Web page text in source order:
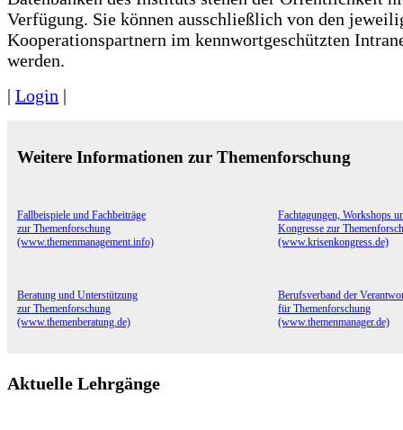
Verfügung. Sie können ausschließlich von den
Kooperationspartnern im kennwortgeschützten
werden.
| Login |
Weitere Informationen zur Themenforschung
Fallbeispiele und Fachbeiträge
zur Themenforschung
(www.themenmanagement.info)
Fachtagungen, Workshops
Kongresse zur
(www.krisenkongress.de)
Beratung und Unterstützung
zur Themenforschung
(www.themenberatung.de)
Berufsverband der
für Themenforschung
(www.themenmanager.de)
Aktuelle Lehrgänge